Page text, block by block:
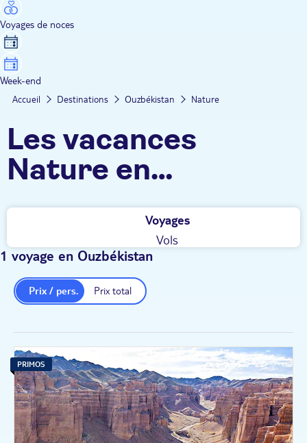
Voyages de noces
Week-end
Accueil Destinations Ouzbékistan Nature
Les vacances
Nature en
Ouzbékistan TUI
Voyages
Vols
1 voyage en Ouzbékistan
Prix total
Prix / pers.
PRIMOS